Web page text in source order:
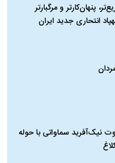
سریع‌تر، پنهان‌کارتر و مرگبارتر
انتحاری جدید ایران
نیک‌آفرید سماواتی با حوله